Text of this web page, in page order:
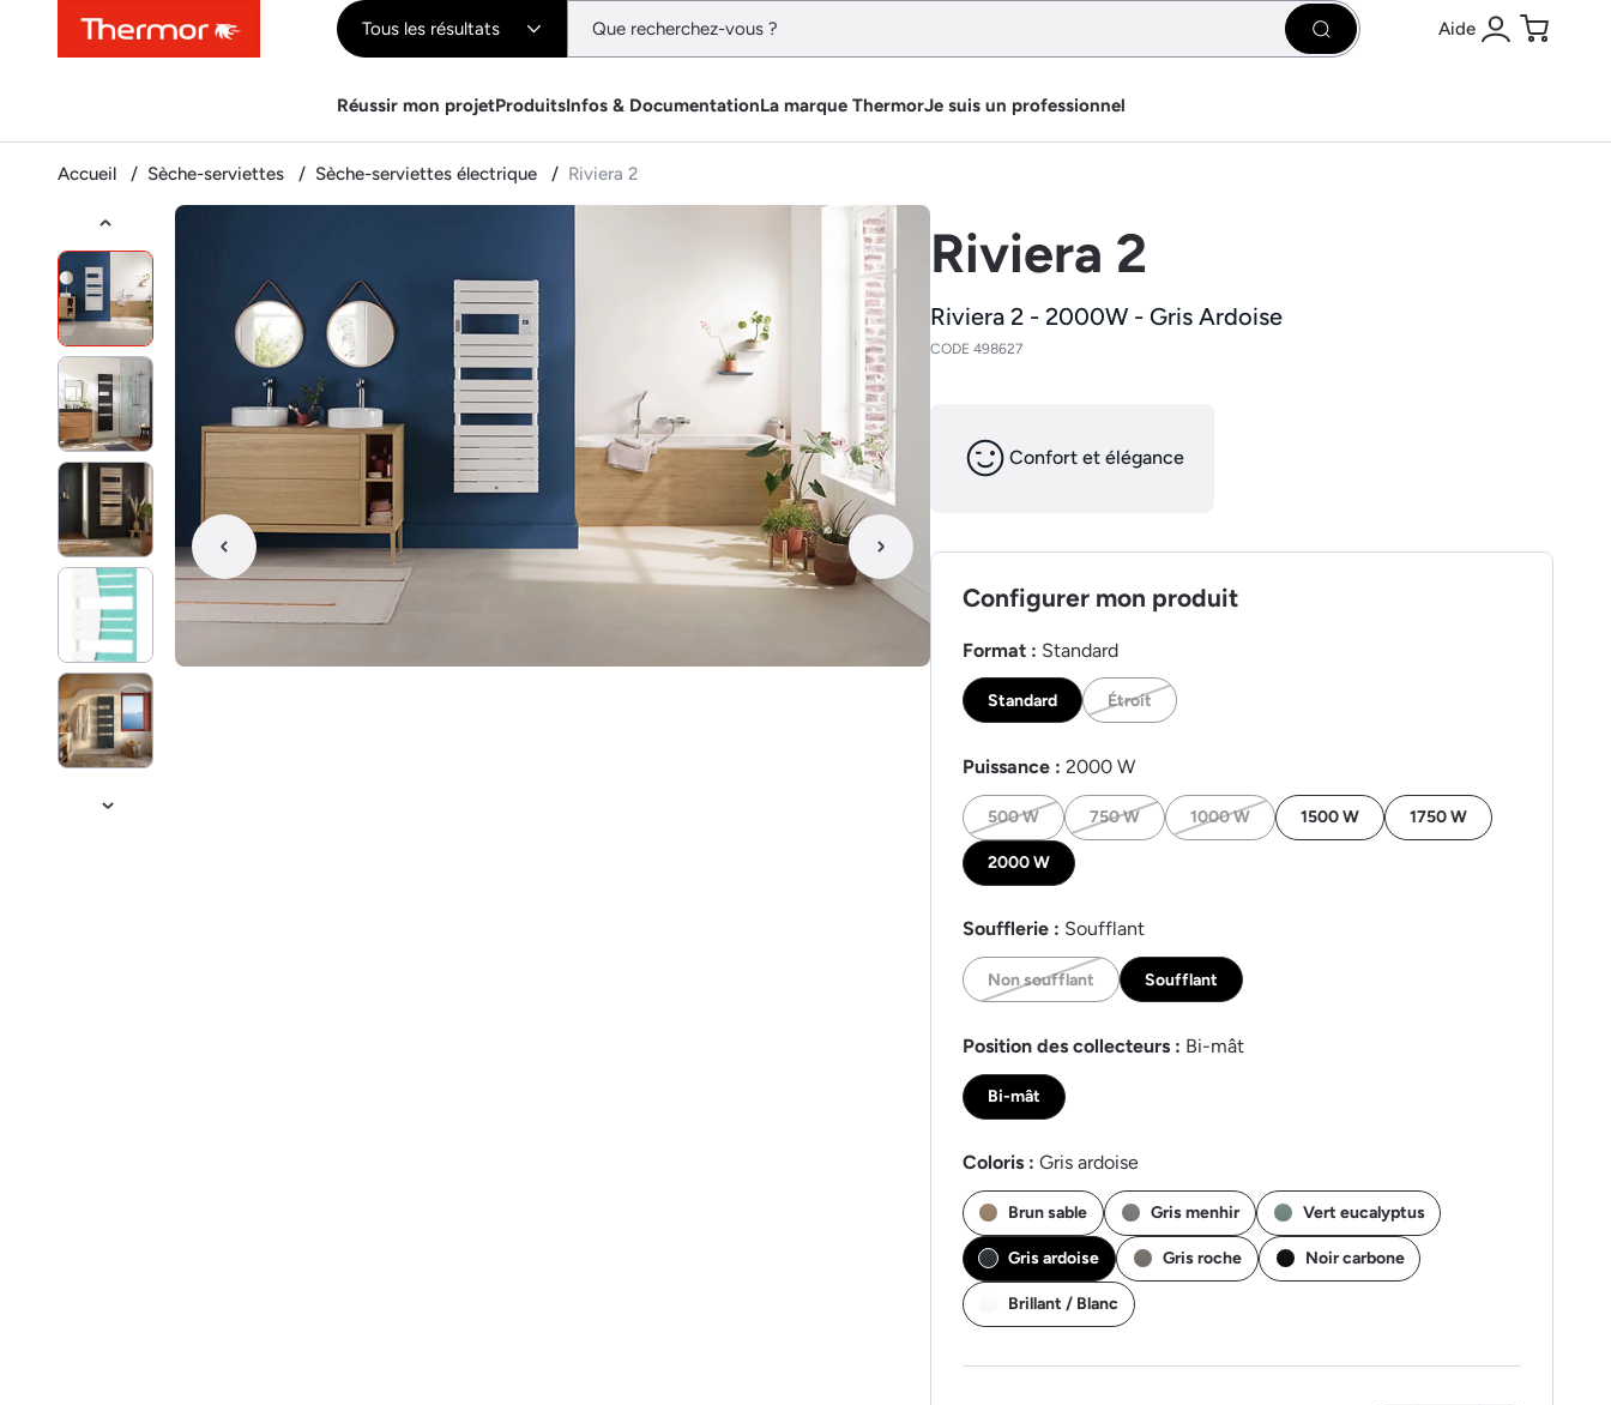
ContenuMenuRecherche Tous les résultats Rechercher Aide
Se connecter
Panier
Réussir mon projetProduitsInfos & DocumentationLa marque ThermorJe suis un professionnel
Accueil Sèche-serviettes Sèche-serviettes électrique Riviera 2
Riviera 2
Riviera 2 - 2000W - Gris Ardoise
CODE 498627
Confort et élégance
Configurer mon produit
Format : Standard
Standard Étroit
Puissance : 2000 W
500 W 750 W 1000 W 1500 W 1750 W
2000 W
Soufflerie : Soufflant
Non soufflant Soufflant
Position des collecteurs : Bi-mât
Bi-mât
Coloris : Gris ardoise
Brun sable Gris menhir Vert eucalyptus
Gris ardoise Gris roche Noir carbone
Brillant / Blanc